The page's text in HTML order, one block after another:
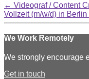
← Videograf / Content
Vollzeit (m/w/d) in
We Work Remotely
We strongly encourage
Get in touch